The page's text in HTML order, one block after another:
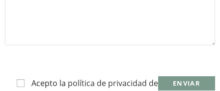
Acepto la política de privacidad de